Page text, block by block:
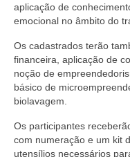
aplicação de
emocional no âmbito do
Os cadastrados terão
financeira, aplicação de
noção de
básico de
biolavagem.
Os participantes
com numeração e um kit
utensílios necessários